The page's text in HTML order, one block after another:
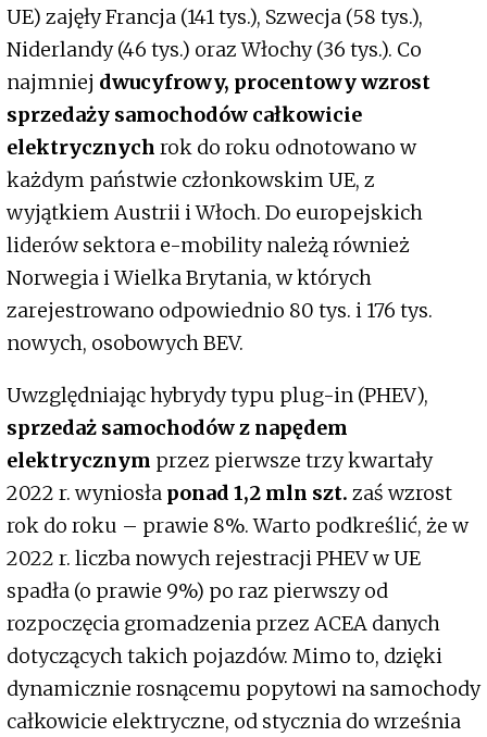
UE) zajęły Francja (141 tys.), Szwecja (58 tys.),
Niderlandy (46 tys.) oraz Włochy (36 tys.). Co
najmniej dwucyfrowy, procentowy wzrost
sprzedaży samochodów całkowicie
elektrycznych rok do roku odnotowano w
każdym państwie członkowskim UE, z
wyjątkiem Austrii i Włoch. Do europejskich
liderów sektora e-mobility należą również
Norwegia i Wielka Brytania, w których
zarejestrowano odpowiednio 80 tys. i 176 tys.
nowych, osobowych BEV.
Uwzględniając hybrydy typu plug-in (PHEV),
sprzedaż samochodów z napędem
elektrycznym przez pierwsze trzy kwartały
2022 r. wyniosła ponad 1,2 mln szt. zaś wzrost
rok do roku – prawie 8%. Warto podkreślić, że w
2022 r. liczba nowych rejestracji PHEV w UE
spadła (o prawie 9%) po raz pierwszy od
rozpoczęcia gromadzenia przez ACEA danych
dotyczących takich pojazdów. Mimo to, dzięki
dynamicznie rosnącemu popytowi na samochody
całkowicie elektryczne, od stycznia do września